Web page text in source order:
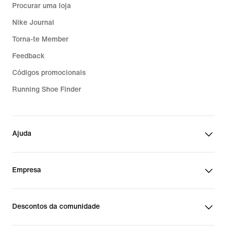
Procurar uma loja
Nike Journal
Torna-te Member
Feedback
Códigos promocionais
Running Shoe Finder
Ajuda
Empresa
Descontos da comunidade